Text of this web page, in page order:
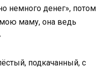
немного денег», потом
маму, она ведь
подкачанный, с